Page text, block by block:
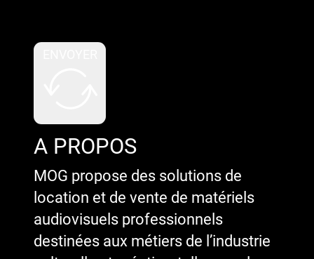
A PROPOS
MOG propose des solutions de
location et de vente de matériels
audiovisuels professionnels
destinées aux métiers de l’industrie